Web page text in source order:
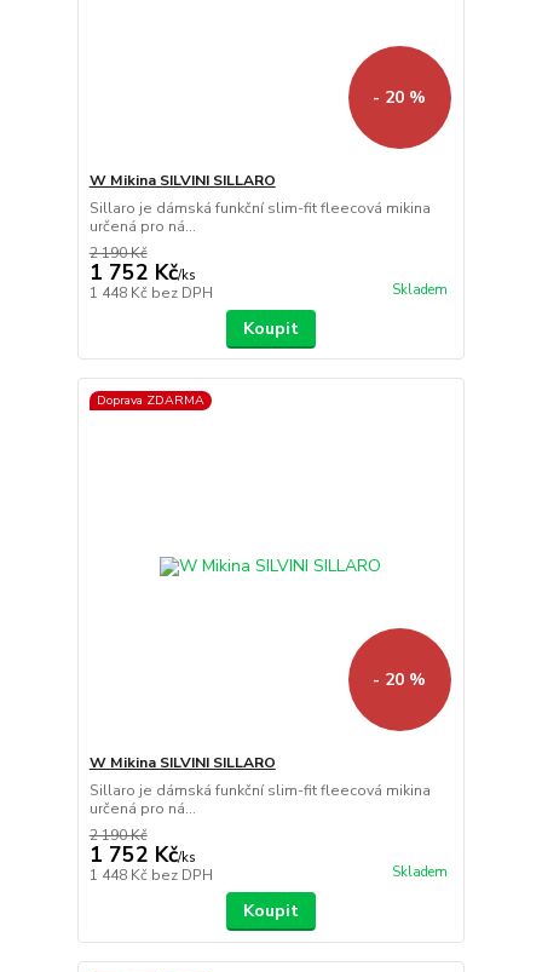
- 20 %
W Mikina SILVINI SILLARO
Sillaro je dámská funkční slim-fit fleecová mikina
určená pro ná...
2 190 Kč
1 752 Kč/ks
1 448 Kč bez DPH Skladem
Koupit
Doprava ZDARMA
- 20 %
W Mikina SILVINI SILLARO
Sillaro je dámská funkční slim-fit fleecová mikina
určená pro ná...
2 190 Kč
1 752 Kč/ks
1 448 Kč bez DPH Skladem
Koupit